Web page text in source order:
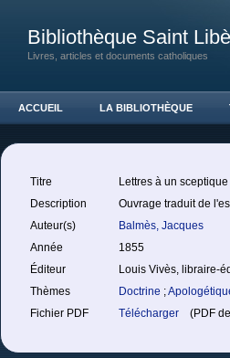
Bibliothèque Saint
Livres, articles et documents catholiques
ACCUEIL LA BIBLIOTHÈQUE
Titre
Lettres à un
Description
Ouvrage traduit de
Auteur(s)
Balmès, Jacques
Année
1855
Éditeur
Louis Vivès, libraire-
Thèmes
Doctrine ;
Fichier PDF
Télécharger (PDF